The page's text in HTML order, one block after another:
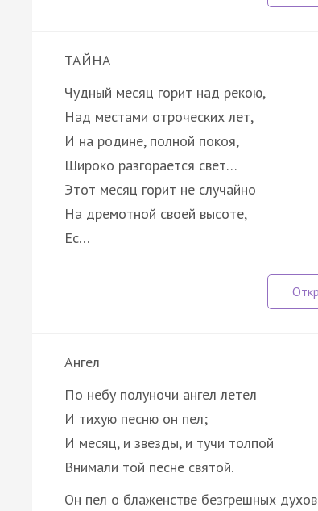
ТАЙНА
Чудный месяц горит над рекою,
Над местами отроческих лет,
И на родине, полной покоя,
Широко разгорается свет…
Этот месяц горит не случайно
На дремотной своей высоте,
Ес…
Ангел
По небу полуночи ангел летел
И тихую песню он пел;
И месяц, и звезды, и тучи толпой
Внимали той песне святой.
Он пел о блаженстве безгрешных духов